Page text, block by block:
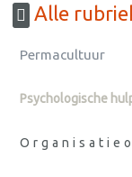
Alle
Permacultuur
Psychologische